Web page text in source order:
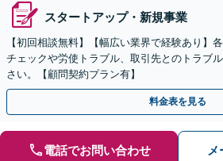
スタートアップ・新規事業
【初回相談無料】【幅広い業界で経験あり】
チェックや労使トラブル、取引先とのトラブ
さい。【顧問契約プラン有】
料金表を見る
電話でお問い合わせ